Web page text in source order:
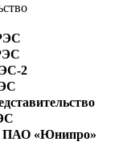
2
ПАО «Юнипро»